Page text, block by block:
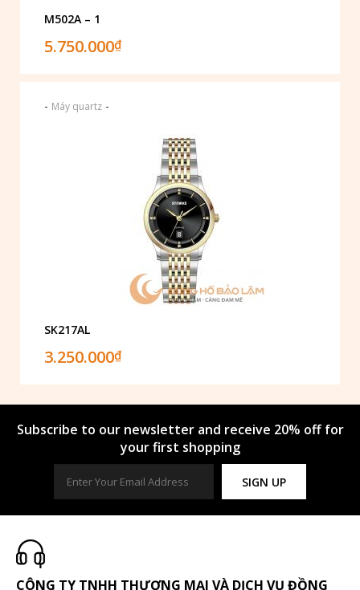
M502A – 1
5.750.000₫
- Máy quartz -
SK217AL
3.250.000₫
Subscribe to our newsletter and receive 20% off for
your first shopping
SIGN UP
CÔNG TY TNHH THƯƠNG MẠI VÀ DỊCH VỤ ĐỒNG